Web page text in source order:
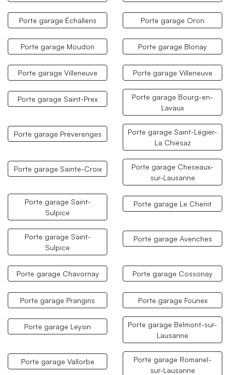
Porte garage Échallens Porte garage Oron
Porte garage Moudon Porte garage Blonay
Porte garage Villeneuve Porte garage Villeneuve
Porte garage Saint-Prex
Porte garage Bourg-en-
Lavaux
Porte garage Préverenges
Porte garage Saint-Légier-
La Chiésaz
Porte garage Sainte-Croix
Porte garage Cheseaux-
sur-Lausanne
Porte garage Saint-
Sulpice
Porte garage Le Chenit
Porte garage Saint-
Sulpice
Porte garage Avenches
Porte garage Chavornay Porte garage Cossonay
Porte garage Prangins Porte garage Founex
Porte garage Leysin
Porte garage Belmont-sur-
Lausanne
Porte garage Vallorbe
Porte garage Romanel-
sur-Lausanne